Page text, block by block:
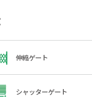
伸縮ゲート
シャッターゲート